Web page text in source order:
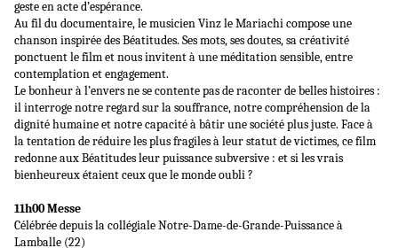
geste en acte d’espérance.
Au fil du documentaire, le musicien Vinz le Mariachi compose une
chanson inspirée des Béatitudes. Ses mots, ses doutes, sa créativité
ponctuent le film et nous invitent à une méditation sensible, entre
contemplation et engagement.
Le bonheur à l’envers ne se contente pas de raconter de belles histoires :
il interroge notre regard sur la souffrance, notre compréhension de la
dignité humaine et notre capacité à bâtir une société plus juste. Face à
la tentation de réduire les plus fragiles à leur statut de victimes, ce film
redonne aux Béatitudes leur puissance subversive : et si les vrais
bienheureux étaient ceux que le monde oubli ?
11h00 Messe
Célébrée depuis la collégiale Notre-Dame-de-Grande-Puissance à
Lamballe (22)